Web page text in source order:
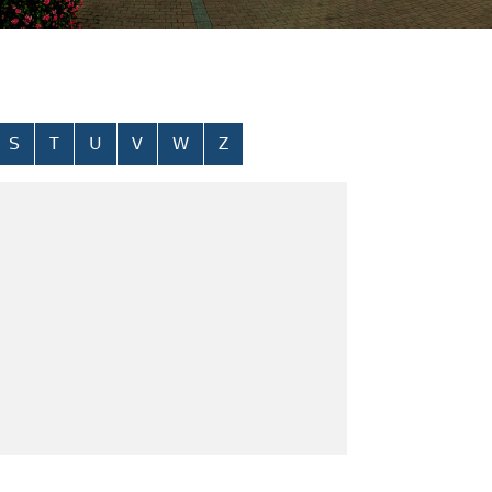
S T U V W Z